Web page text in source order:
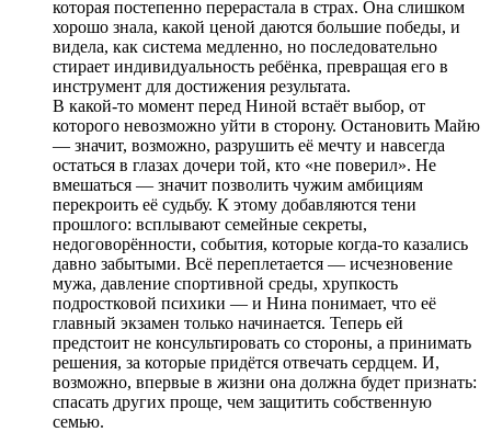
которая постепенно перерастала в страх. Она слишком
хорошо знала, какой ценой даются большие победы, и
видела, как система медленно, но последовательно
стирает индивидуальность ребёнка, превращая его в
инструмент для достижения результата.
В какой-то момент перед Ниной встаёт выбор, от
которого невозможно уйти в сторону. Остановить Майю
— значит, возможно, разрушить её мечту и навсегда
остаться в глазах дочери той, кто «не поверил». Не
вмешаться — значит позволить чужим амбициям
перекроить её судьбу. К этому добавляются тени
прошлого: всплывают семейные секреты,
недоговорённости, события, которые когда-то казались
давно забытыми. Всё переплетается — исчезновение
мужа, давление спортивной среды, хрупкость
подростковой психики — и Нина понимает, что её
главный экзамен только начинается. Теперь ей
предстоит не консультировать со стороны, а принимать
решения, за которые придётся отвечать сердцем. И,
возможно, впервые в жизни она должна будет признать:
спасать других проще, чем защитить собственную
семью.